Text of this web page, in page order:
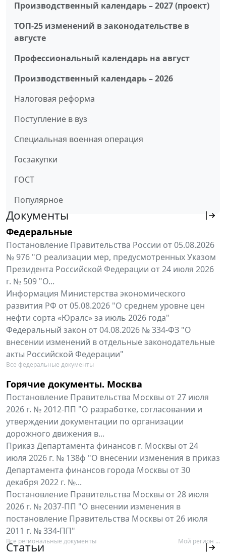
Производственный календарь – 2027 (проект)
ТОП-25 изменений в законодательстве в
августе
Профессиональный календарь на август
Производственный календарь – 2026
Налоговая реформа
Поступление в вуз
Специальная военная операция
Госзакупки
ГОСТ
Популярное
Документы
Федеральные
Постановление Правительства России от 05.08.2026
№ 976 "О реализации мер, предусмотренных Указом
Президента Российской Федерации от 24 июля 2026
г. № 509 "О...
Информация Министерства экономического
развития РФ от 05.08.2026 "О среднем уровне цен
нефти сорта «Юралс» за июль 2026 года"
Федеральный закон от 04.08.2026 № 334-ФЗ "О
внесении изменений в отдельные законодательные
акты Российской Федерации"
Все федеральные документы
Горячие документы. Москва
Постановление Правительства Москвы от 27 июля
2026 г. № 2012-ПП "О разработке, согласовании и
утверждении документации по организации
дорожного движения в...
Приказ Департамента финансов г. Москвы от 24
июля 2026 г. № 138ф "О внесении изменения в приказ
Департамента финансов города Москвы от 30
декабря 2022 г. №...
Постановление Правительства Москвы от 28 июля
2026 г. № 2037-ПП "О внесении изменения в
постановление Правительства Москвы от 26 июля
2011 г. № 334-ПП"
Все региональные документы Мой регион ...
Статьи